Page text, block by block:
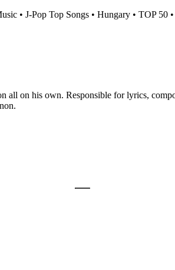
• J-Pop Top Songs • Hungary • TOP 50
on his own. Responsible for lyrics,